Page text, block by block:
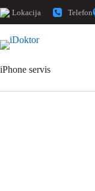
Lokacija Telefon
iPhone servis